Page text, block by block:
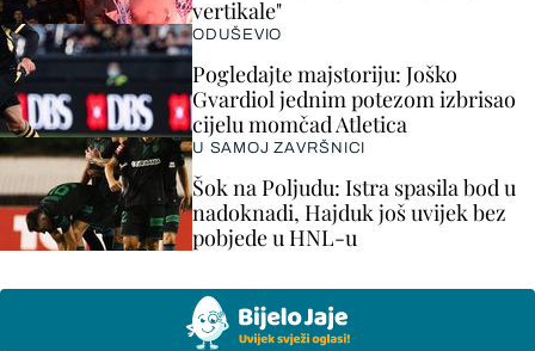
vertikale"
ODUŠEVIO
Pogledajte majstoriju: Joško
Gvardiol jednim potezom izbrisao
cijelu momčad Atletica
U SAMOJ ZAVRŠNICI
Šok na Poljudu: Istra spasila bod u
nadoknadi, Hajduk još uvijek bez
pobjede u HNL-u